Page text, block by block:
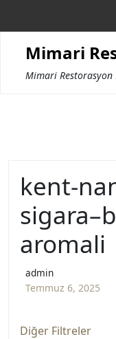
Mimari
Mimari
kent-
aromali
admin
Temmuz 6, 2025
Diğer Filtreler